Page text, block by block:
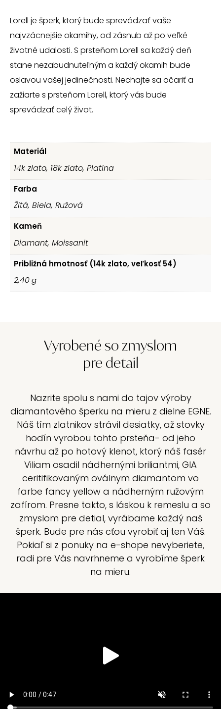
Lorell je šperk, ktorý bude sprevádzať vaše
najvzácnejšie okamihy, od zásnub až po veľké
životné udalosti. S prsteňom Lorell sa každý deň
stane nezabudnuteľným a každý okamih bude
oslavou vašej jedinečnosti. Nechajte sa očariť a
zažiarte s prsteňom Lorell, ktorý vás bude
sprevádzať celý život.
Materiál
14k zlato, 18k zlato, Platina
Farba
Žltá, Biela, Ružová
Kameň
Diamant, Moissanit
Približná hmotnosť (14k zlato, veľkosť 54)
2,40g
Vyrobené so zmyslom
pre detail
Nazrite spolu s nami do tajov výroby
diamantového šperku na mieru z dielne EGNE.
Náš tím zlatnikov strávil desiatky, až stovky
hodín vyrobou tohto prsteňa- od jeho
návrhu až po hotový klenot, ktorý náš fasér
Viliam osadil nádhernými briliantmi, GIA
ceritifikovaným oválnym diamantom vo
farbe fancy yellow a nádherným ružovým
zafírom. Presne takto, s láskou k remeslu a so
zmyslom pre detial, vyrábame každý naš
šperk. Bude pre nás cťou vyrobiť aj ten Váš.
Pokiaľ si z ponuky na e-shope nevyberiete,
radi pre Vás navrhneme a vyrobíme šperk
na mieru.